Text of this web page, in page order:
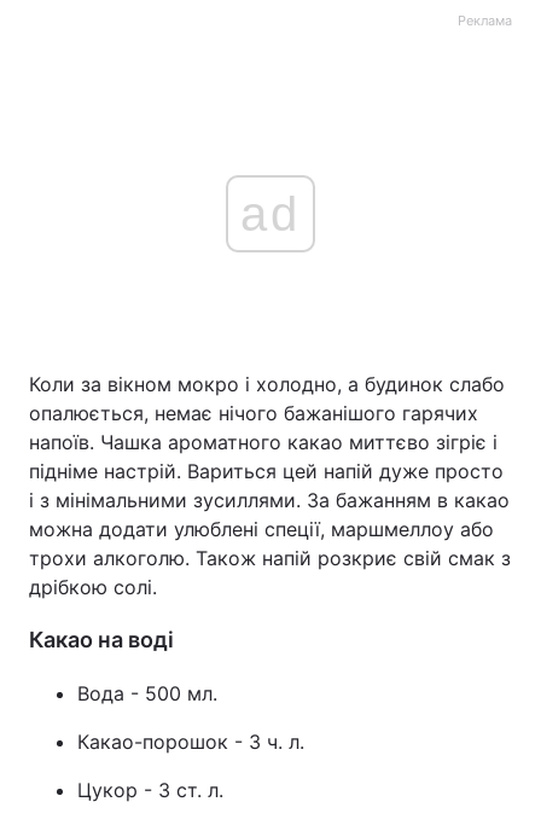
Реклама
ad
Коли за вікном мокро і холодно, а будинок слабо
опалюється, немає нічого бажанішого гарячих
напоїв. Чашка ароматного какао миттєво зігріє і
підніме настрій. Вариться цей напій дуже просто
і з мінімальними зусиллями. За бажанням в какао
можна додати улюблені спеції, маршмеллоу або
трохи алкоголю. Також напій розкриє свій смак з
дрібкою солі.
Какао на воді
Вода - 500 мл.
Какао-порошок - 3 ч. л.
Цукор - 3 ст. л.